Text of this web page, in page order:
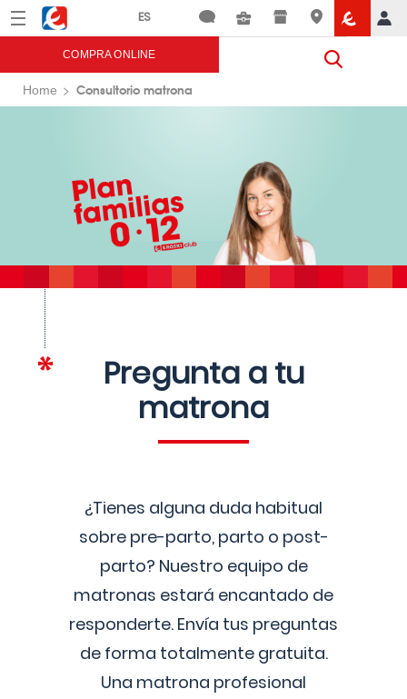
Menú Eroski
COMPRA ONLINE
Home Consultorio matrona
Pregunta a tu
matrona
¿Tienes alguna duda habitual
sobre pre-parto, parto o post-
parto? Nuestro equipo de
matronas estará encantado de
responderte. Envía tus preguntas
de forma totalmente gratuita.
Una matrona profesional